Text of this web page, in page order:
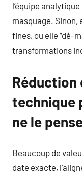
l’équipe
masquage.
fines, ou elle “dé-
transformations
Réduction
technique
ne le
Beaucoup de
date exacte,